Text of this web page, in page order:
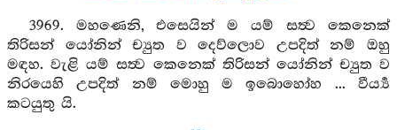
3969. මහණෙනි, එසෙයින් ම යම් සත්‍ව කෙනෙක්
තිරිසන් යෝනින් ච්‍යුත ව දෙව්ලොව උපදිත් නම් ඔහු
මඳහ. වැළි යම් සත්‍ව කෙනෙක් තිරිසන් යෝනින් ච්‍යුත ව
නිරයෙහි උපදිත් නම් මොහු ම ඉබොහෝහ ... වීර්‍ය්‍ය
කටයුතු යි.